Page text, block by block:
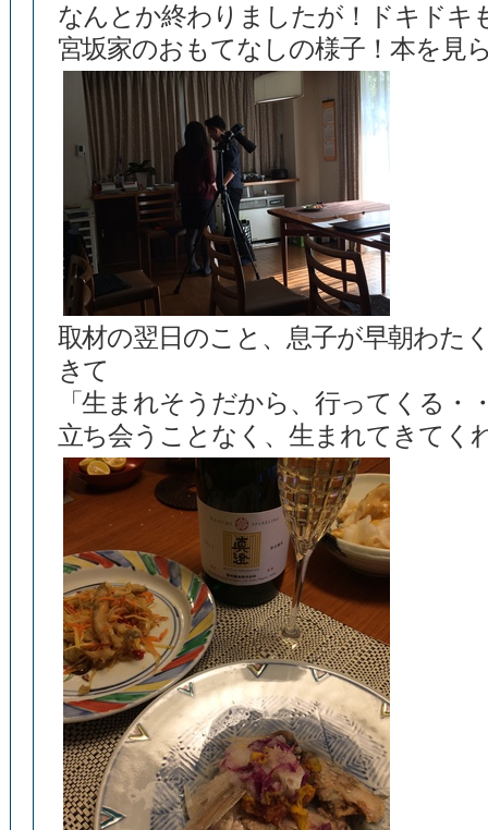
なんとか終わりましたが！ドキドキ
宮坂家のおもてなしの様子！本を見
取材の翌日のこと、息子が早朝わた
きて
「生まれそうだから、行ってくる・
立ち会うことなく、生まれてきてく